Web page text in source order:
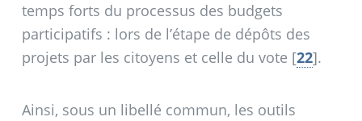
temps forts du processus des budgets
participatifs : lors de l’étape de dépôts des
projets par les citoyens et celle du vote [22].
Ainsi, sous un libellé commun, les outils